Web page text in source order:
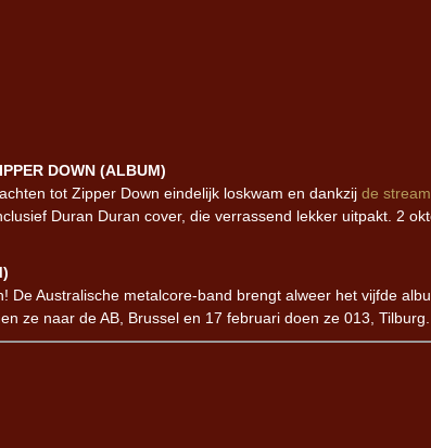
DOWN (ALBUM)
tot Zipper Down eindelijk loskwam en dankzij de
Duran Duran cover, die verrassend lekker uitpakt. 2
De Australische metalcore-band brengt alweer het vijfde
ze naar de AB, Brussel en 17 februari doen ze 013, Tilburg.